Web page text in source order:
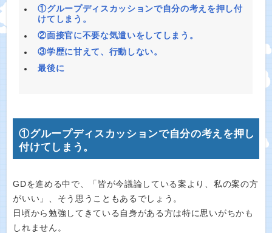
①グループディスカッションで自分の考えを押し付
けてしまう。
②面接官に不要な気遣いをしてしまう。
③学歴に甘えて、行動しない。
最後に
①グループディスカッションで自分の考えを押し
付けてしまう。
GDを進める中で、「皆が今議論している案より、私の案の方
がいい」、そう思うこともあるでしょう。
日頃から勉強してきている自身がある方は特に思いがちかも
しれません。